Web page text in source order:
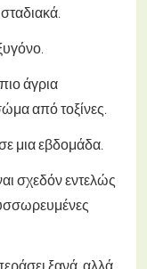
άγρια
από τοξίνες.
μια εβδομάδα.
σχεδόν εντελώς